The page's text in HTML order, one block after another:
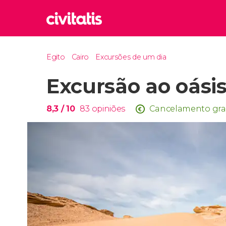
Reino
Egito Cairo Excursões de um dia
Excursão ao
8,3 / 10 83 opiniões Cancelamento